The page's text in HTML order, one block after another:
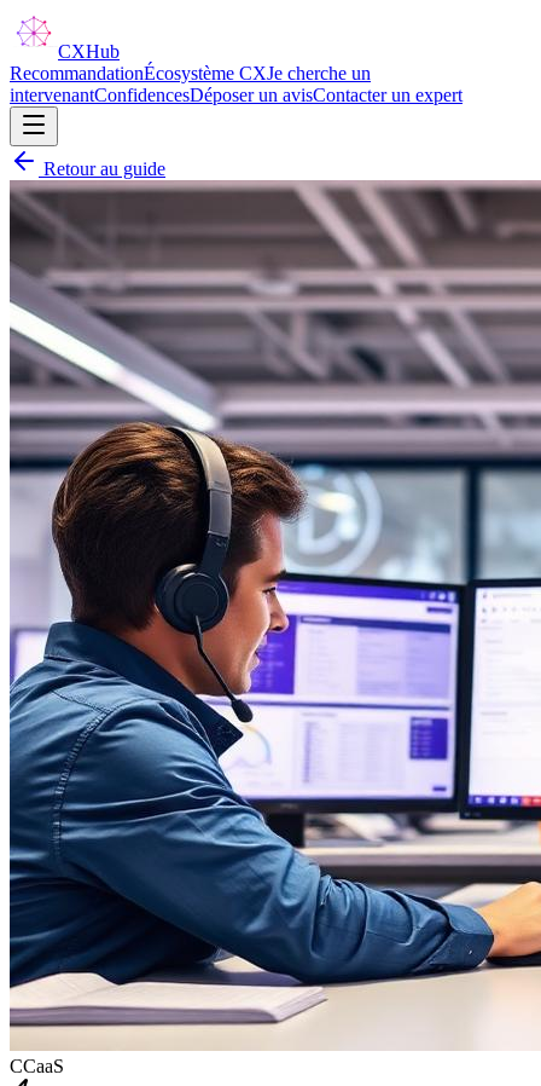
CXHub
RecommandationÉcosystème CXJe cherche un
intervenantConfidencesDéposer un avisContacter un expert
Retour au guide
CCaaS